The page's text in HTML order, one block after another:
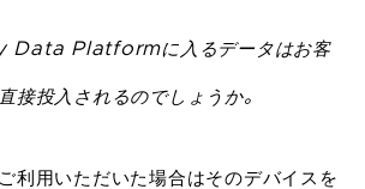
Platformに入るデータはお客
接投入されるのでしょうか。
利用いただいた場合はそのデバイスを